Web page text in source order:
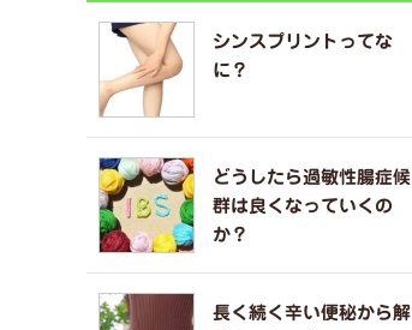
シンスプリントってな
に？
どうしたら過敏性腸症候
群は良くなっていくの
か？
長く続く辛い便秘から解